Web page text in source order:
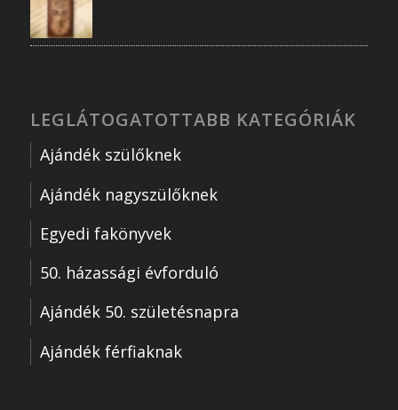
LEGLÁTOGATOTTABB KATEGÓRIÁK
Ajándék szülőknek
Ajándék nagyszülőknek
Egyedi fakönyvek
50. házassági évforduló
Ajándék 50. születésnapra
Ajándék férfiaknak